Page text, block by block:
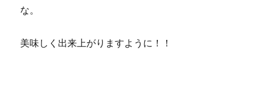
な。
美味しく出来上がりますように！！